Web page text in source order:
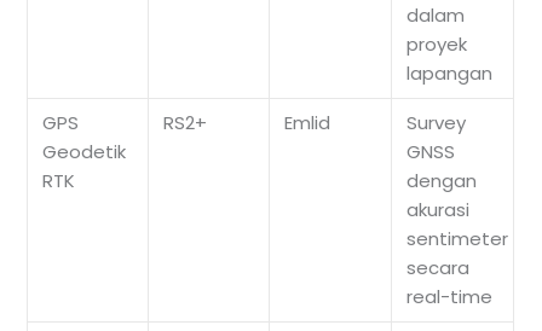
dalam
proyek
lapangan
GPS
Geodetik
RTK
RS2+ Emlid
Survey
GNSS
dengan
akurasi
sentimeter
secara
real-time